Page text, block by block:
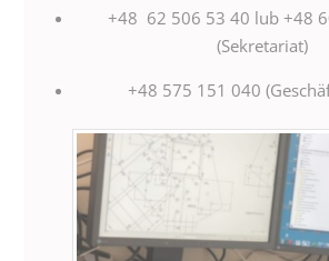
+48 62 506 53 40 lub +48
(Sekretariat)
+48 575 151 040